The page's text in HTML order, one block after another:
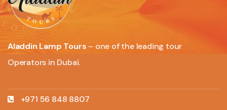
Aladdin Lamp Tours – one of the leading tour
Operators in Dubai.
+971 56 848 8807